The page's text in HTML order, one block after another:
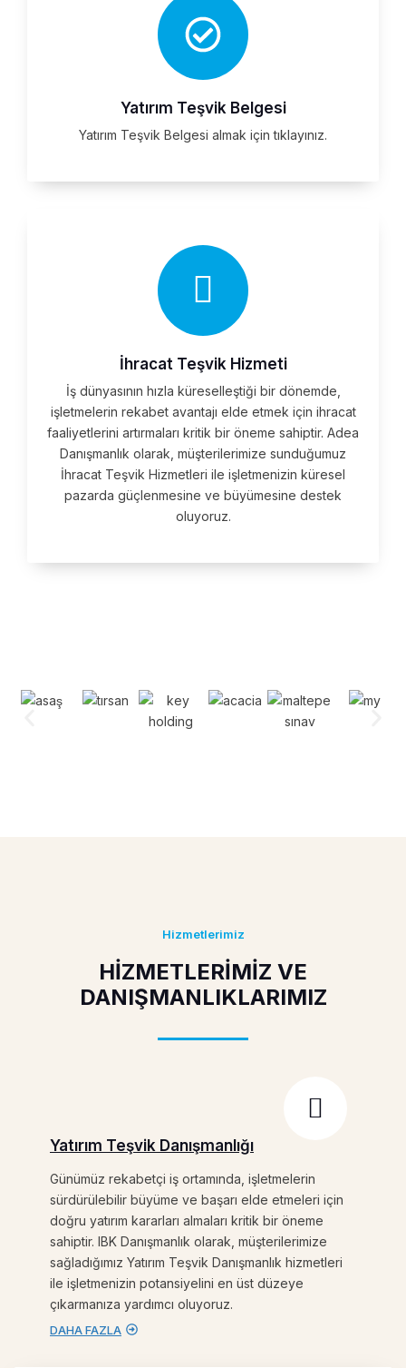
Yatırım Teşvik Belgesi
Yatırım Teşvik Belgesi almak için tıklayınız.
İhracat Teşvik Hizmeti
İş dünyasının hızla küreselleştiği bir dönemde,
işletmelerin rekabet avantajı elde etmek için ihracat
faaliyetlerini artırmaları kritik bir öneme sahiptir. Adea
Danışmanlık olarak, müşterilerimize sunduğumuz
İhracat Teşvik Hizmetleri ile işletmenizin küresel
pazarda güçlenmesine ve büyümesine destek
oluyoruz.
Hizmetlerimiz
HİZMETLERİMİZ VE
DANIŞMANLIKLARIMIZ
Yatırım Teşvik Danışmanlığı
Günümüz rekabetçi iş ortamında, işletmelerin
sürdürülebilir büyüme ve başarı elde etmeleri için
doğru yatırım kararları almaları kritik bir öneme
sahiptir. IBK Danışmanlık olarak, müşterilerimize
sağladığımız Yatırım Teşvik Danışmanlık hizmetleri
ile işletmenizin potansiyelini en üst düzeye
çıkarmanıza yardımcı oluyoruz.
DAHA FAZLA